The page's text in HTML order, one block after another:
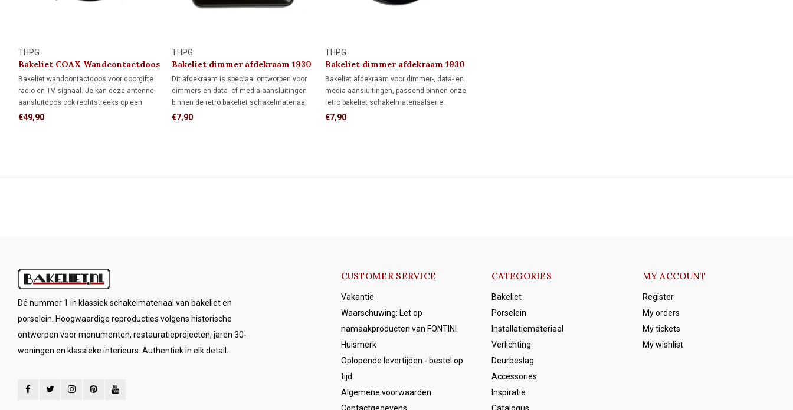
THPG
Bakeliet COAX Wandcontactdoos
Bakeliet wandcontactdoos voor doorgifte
radio en TV signaal. Je kan deze antenne
aansluitdoos ook rechtstreeks op een
antenneversterker of verdeler aansluiten.
€49,90
THPG
Bakeliet dimmer afdekraam 1930
Dit afdekraam is speciaal ontworpen voor
dimmers en data- of media-aansluitingen
binnen de retro bakeliet schakelmateriaal
serie. De vierkante vorm biedt meer
€7,90
THPG
Bakeliet dimmer afdekraam 1930
Bakeliet afdekraam voor dimmer-, data- en
media-aansluitingen, passend binnen onze
retro bakeliet schakelmateriaalserie.
Uitgevoerd in zwart voor een authentieke
€7,90
Dé nummer 1 in klassiek schakelmateriaal van bakeliet en
porselein. Hoogwaardige reproducties volgens historische
ontwerpen voor monumenten, restauratieprojecten, jaren 30-
woningen en klassieke interieurs. Authentiek in elk detail.
CUSTOMER SERVICE
Vakantie
Waarschuwing: Let op
namaakproducten van FONTINI
Huismerk
Oplopende levertijden - bestel op
tijd
Algemene voorwaarden
CATEGORIES
Bakeliet
Porselein
Installatiemateriaal
Verlichting
Deurbeslag
Accessories
Inspiratie
MY ACCOUNT
Register
My orders
My tickets
My wishlist